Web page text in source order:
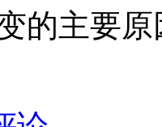
的主要原